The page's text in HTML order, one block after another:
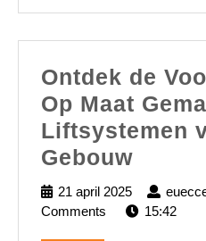
Ontdek de
Op Maat
Liftsystemen
GebouwOntdek
de
21 april 2025
21
april
Comments
15:42